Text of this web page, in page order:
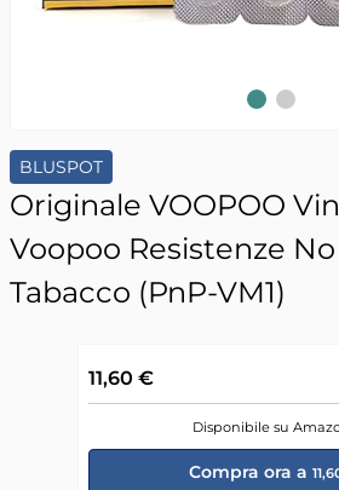
Slide 1Slide 2
BLUSPOT
Originale VOOPOO
Voopoo Resistenze
Tabacco (PnP-VM1)
11,60 €
Disponibile su
Compra ora a